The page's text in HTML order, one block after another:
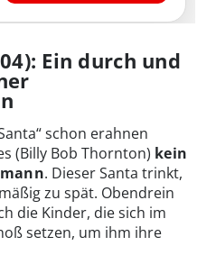
Ein durch und
schon erahnen
(Billy Bob Thornton) kein
. Dieser Santa trinkt,
zu spät. Obendrein
die Kinder, die sich im
setzen, um ihm ihre